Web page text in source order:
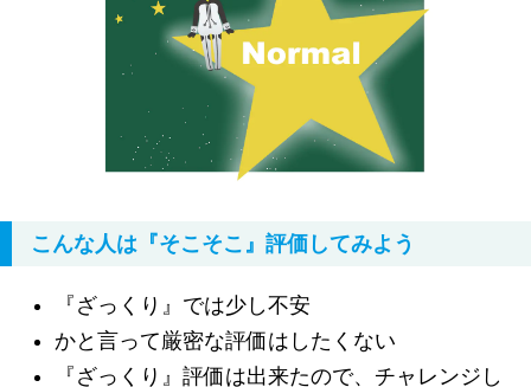
こんな人は『そこそこ』評価してみよう
『ざっくり』では少し不安
かと言って厳密な評価はしたくない
『ざっくり』評価は出来たので、チャレンジし